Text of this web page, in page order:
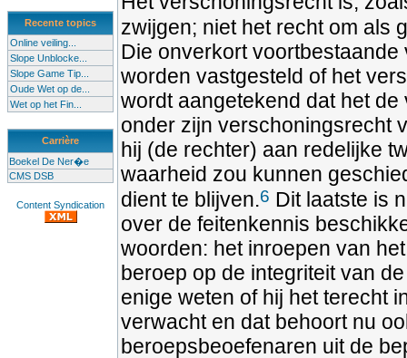
Recente topics
Online veiling...
Slope Unblocke...
Slope Game Tip...
Oude Wet op de...
Wet op het Fin...
Carrière
Boekel De Ner�e
CMS DSB
Content Syndication
zwijgen; niet het recht om als
Die onverkort
worden vastgesteld of het
wordt aangetekend dat het
onder zijn verschoningsrecht
hij (de rechter) aan redelijke
waarheid zou kunnen
dient te blijven.6 Dit laatste is
over de feitenkennis
woorden: het inroepen van
beroep op de integriteit van
enige weten of hij het terecht
verwacht en dat behoort nu
beroepsbeoefenaren uit de